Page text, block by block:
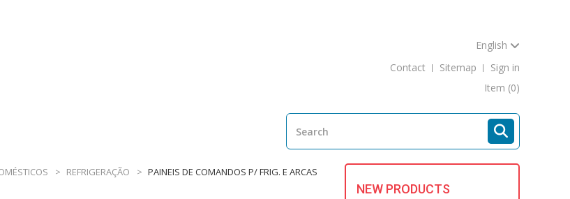
English
Sign in
Contact
Sitemap
Item (0)
> REFRIGERAÇÃO > PAINEIS DE COMANDOS P/ FRIG. E ARCAS
NEW PRODUCTS